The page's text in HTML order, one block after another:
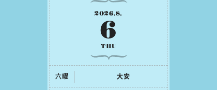
2026.8.
6
THU
六曜 ⼤安